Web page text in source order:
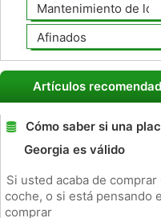
Mantenimiento de los
Afinados
Artículos
Cómo saber si una
Georgia es válido
Si usted acaba de comprar
coche, o si está pensando
comprar